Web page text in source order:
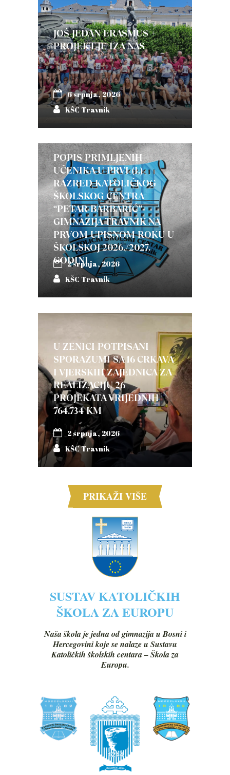
JOŠ JEDAN ERASMUS +
PROJEKT JE IZA NAS
6 srpnja, 2026
KŠC Travnik
POPIS PRIMLJENIH
UČENIKA U PRVI (I.)
RAZRED KATOLIČKOG
ŠKOLSKOG CENTRA
“PETAR BARBARIĆ”-
GIMNAZIJA TRAVNIK NA
PRVOM UPISNOM ROKU U
ŠKOLSKOJ 2026./2027.
GODINI
2 srpnja, 2026
KŠC Travnik
U ZENICI POTPISANI
SPORAZUMI SA 16 CRKAVA
I VJERSKIH ZAJEDNICA ZA
REALIZACIJU 26
PROJEKATA VRIJEDNIH
764.734 KM
2 srpnja, 2026
KŠC Travnik
PRIKAŽI VIŠE
SUSTAV KATOLIČKIH
ŠKOLA ZA EUROPU
Naša škola je jedna od gimnazija u Bosni i
Hercegovini koje se nalaze u Sustavu
Katoličkih školskih centara – Škola za
Europu.